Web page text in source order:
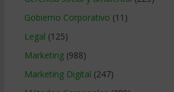
Gobierno Corporativo (11)
Legal (125)
Marketing(988)
Marketing Digital (247)